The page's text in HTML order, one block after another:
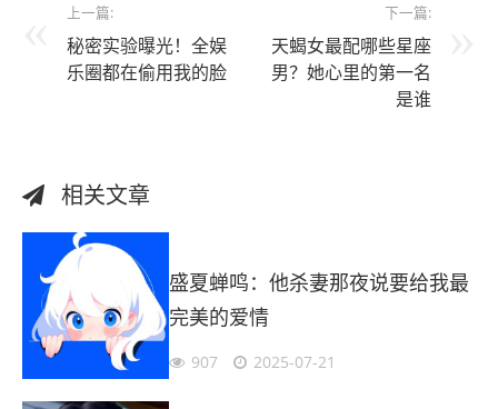
上一篇:
秘密实验曝光！全娱
乐圈都在偷用我的脸
下一篇:
天蝎女最配哪些星座
男？她心里的第一名
是谁
相关文章
盛夏蝉鸣：他杀妻那夜说要给我最
完美的爱情
907 2025-07-21